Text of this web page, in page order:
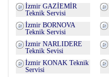
İzmir GAZİEMİR
Teknik Servisi
İzmir BORNOVA
Teknik Servisi
İzmir NARLIDERE
Teknik Sevisi
İzmir KONAK Teknik
Servisi